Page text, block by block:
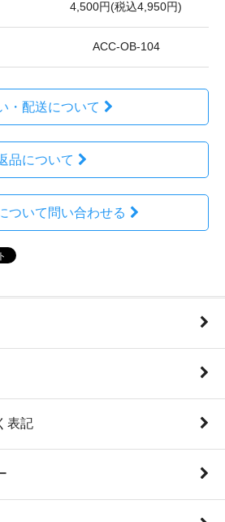
4,500円(税込4,950円)
ACC-OB-104
・配送について
品について
ついて問い合わせる
表記